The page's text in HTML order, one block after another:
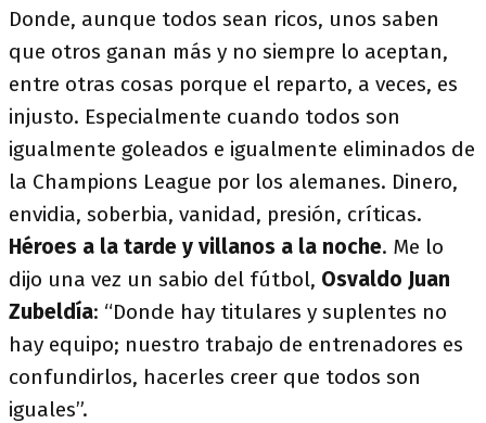
Donde, aunque todos sean ricos, unos saben
que otros ganan más y no siempre lo aceptan,
entre otras cosas porque el reparto, a veces, es
injusto. Especialmente cuando todos son
igualmente goleados e igualmente eliminados de
la Champions League por los alemanes. Dinero,
envidia, soberbia, vanidad, presión, críticas.
Héroes a la tarde y villanos a la noche. Me lo
dijo una vez un sabio del fútbol, Osvaldo Juan
Zubeldía: “Donde hay titulares y suplentes no
hay equipo; nuestro trabajo de entrenadores es
confundirlos, hacerles creer que todos son
iguales”.